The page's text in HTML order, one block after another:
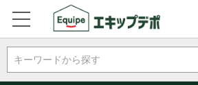
キーワードから探す